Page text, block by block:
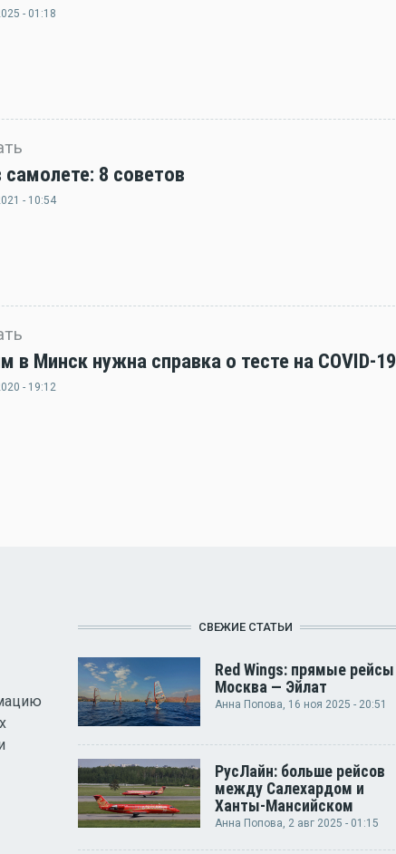
- 01:18
самолете: 8 советов
- 10:54
Минск нужна справка о тесте на COVID-19
- 19:12
СВЕЖИЕ СТАТЬИ
Red Wings: прямые рейсы
Москва — Эйлат
Анна Попова, 16 ноя 2025 - 20:51
РусЛайн: больше рейсов
между Салехардом и
Ханты-Мансийском
Анна Попова, 2 авг 2025 - 01:15